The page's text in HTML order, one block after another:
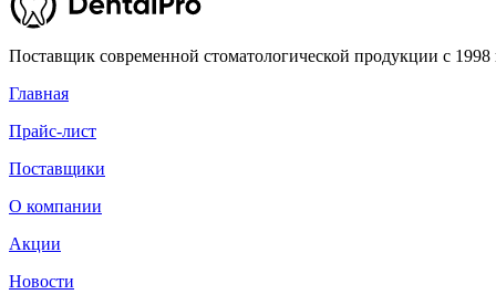
Поставщик современной стоматологической продукции с 1998
Главная
Прайс-лист
Поставщики
О компании
Акции
Новости